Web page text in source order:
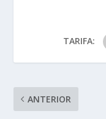
TARIFA:
ANTERIOR